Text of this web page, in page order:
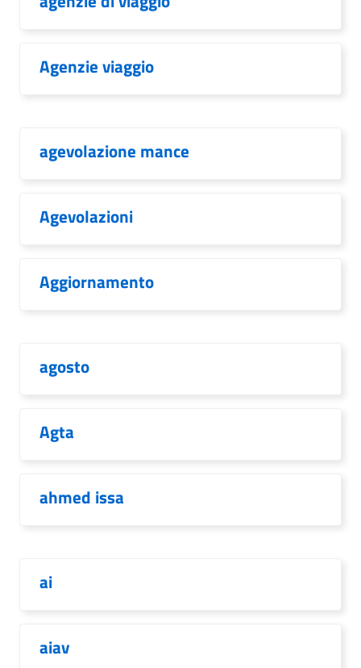
Agenzie viaggio
agevolazione mance
Agevolazioni
Aggiornamento
agosto
Agta
ahmed issa
ai
aiav